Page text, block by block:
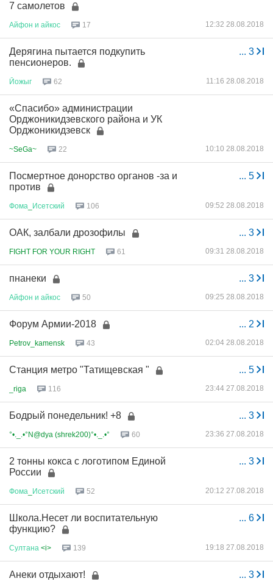
7 самолетов
Айфон и айкос 17 12:32 28.08.2018
... 3
Дерягина пытается подкупить
пенсионеров.
Йожыг 62 11:16 28.08.2018
«Спасибо» администрации
Орджоникидзевского района и УК
Орджоникидзевск
~SeGa~ 22 10:10 28.08.2018
... 5
Посмертное донорство органов -за и
против
Фома Исетский 106 09:52 28.08.2018
... 3
ОАК, залбали дрозофилы
FIGHT FOR YOUR RIGHT 61 09:31 28.08.2018
... 3
пнанеки
Айфон и айкос 50 09:25 28.08.2018
... 2
Форум Армии-2018
Petrov_kamensk 43 02:04 28.08.2018
... 5
Cтанция метро "Татищевская "
_riga 116 23:44 27.08.2018
... 3
Бодрый понедельник! +8
°•._.•°N@dya (shrek200)°•._.•° 60 23:36 27.08.2018
... 3
2 тонны кокса с логотипом Единой
России
Фома Исетский 52 20:12 27.08.2018
... 6
Школа.Несет ли воспитательную
функцию?
Султана <i> 139 19:18 27.08.2018
... 3
Анеки отдыхают!